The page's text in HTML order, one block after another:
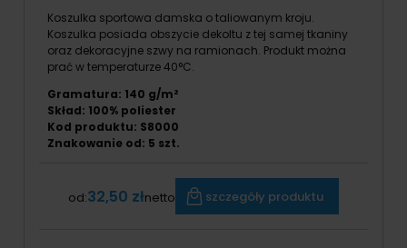
Koszulka sportowa damska o taliowanym kroju.
Koszulka posiada obszycie dekoltu z tej samej tkaniny
oraz dekoracyjne szwy na ramionach. Produkt można
prać w temperaturze 40°C.
Gramatura: 140 g/m²
Skład: 100% poliester
Kod produktu: S8000
Znakowanie od: 5 szt.
od:32,50 złnetto szczegóły produktu